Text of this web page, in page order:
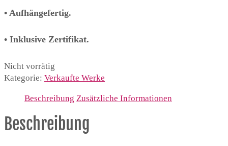
• Aufhängefertig.
• Inklusive Zertifikat.
Nicht vorrätig
Kategorie: Verkaufte Werke
Beschreibung Zusätzliche Informationen
Beschreibung